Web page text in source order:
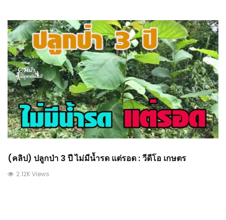
(คลิป) ปลูกป่า 3 ปี ไม่มีน้ำรด แต่รอด : วีดีโอ เกษตร
2.12K Views